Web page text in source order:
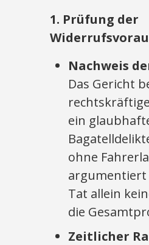
1. Prüfung der
Nachweis
Das Gericht
ein
ohne
argumentiert
Tat allein
die
Zeitlicher